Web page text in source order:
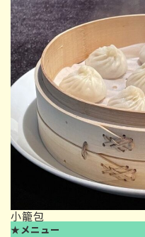
小籠包
★ メニュー